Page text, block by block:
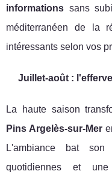
informations sans
méditerranéen de la
intéressants selon vos
Juillet-août :
La haute saison
Pins Argelès-sur-Mer
L'ambiance bat
quotidiennes et